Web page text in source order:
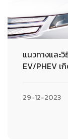
แนวทางและ
EV/PHEV เ
29-12-2023